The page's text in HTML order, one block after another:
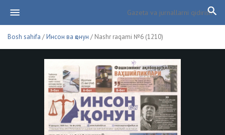
Bosh sahifa /Инсон ва қонун / Nashr raqami №6 (1210)